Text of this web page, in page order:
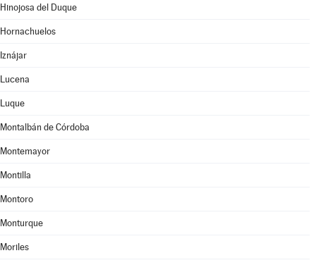
Hinojosa del Duque
Hornachuelos
Iznájar
Lucena
Luque
Montalbán de Córdoba
Montemayor
Montilla
Montoro
Monturque
Moriles